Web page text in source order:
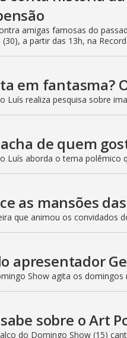
amigas famosas do
a partir das 13h, na
em fantasma?
Luís realiza pesquisa sobre
de quem
Luís aborda o tema polêmico
as mansões
que animou os convidados
apresentador
Show agita os domingos
sobre o Art
do Domingo Show (15)